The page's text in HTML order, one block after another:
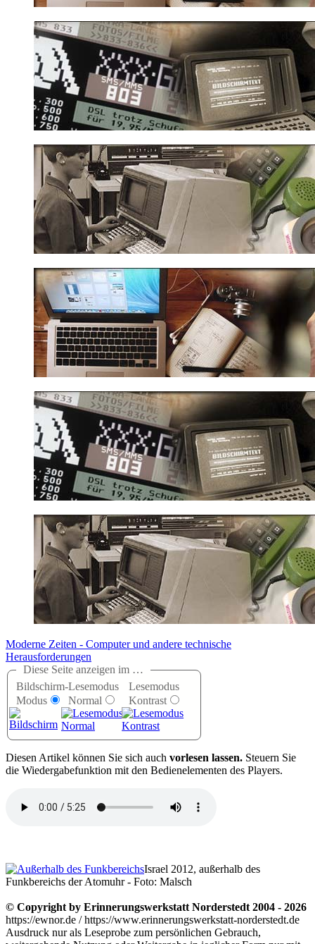
Moderne Zeiten - Computer und andere technische
Herausforderungen
Diese Seite anzeigen im …
Bildschirm-
Modus
Lesemodus
Normal
Lesemodus
Kontrast
Diesen Artikel können Sie sich auch vorlesen lassen. Steuern Sie
die Wiedergabefunktion mit den Bedienelementen des Players.
Israel 2012, außerhalb des
Funkbereichs der Atomuhr - Foto: Malsch
© Copyright by Erinnerungswerkstatt Norderstedt 2004 - 2026
https://ewnor.de / https://www.erinnerungswerkstatt-norderstedt.de
Ausdruck nur als Leseprobe zum persönlichen Gebrauch,